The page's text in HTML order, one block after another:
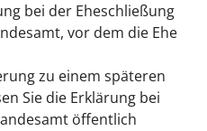
bei der Eheschließung
vor dem die Ehe
zu einem späteren
Sie die Erklärung bei
öffentlich